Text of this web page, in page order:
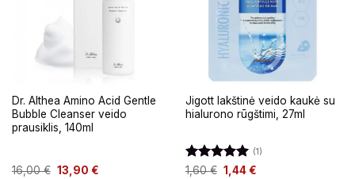
Dr. Althea Amino Acid Gentle
Bubble Cleanser veido
prausiklis, 140ml
16,00€ 13,90 €
Jigott lakštinė veido kaukė su
hialurono rūgštimi, 27ml
Įvertinimas:
(1)
1,60€ 1,44€